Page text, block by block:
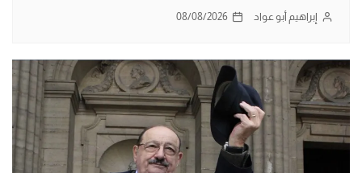
إبراهيم أبو عواد 08/08/2026